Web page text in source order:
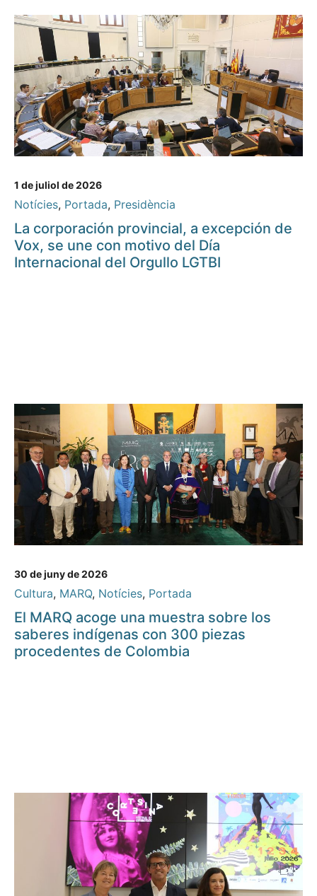
1 de juliol de 2026
Notícies, Portada, Presidència
La corporación provincial, a excepción de
Vox, se une con motivo del Día
Internacional del Orgullo LGTBI
30 de juny de 2026
Cultura, MARQ, Notícies, Portada
El MARQ acoge una muestra sobre los
saberes indígenas con 300 piezas
procedentes de Colombia